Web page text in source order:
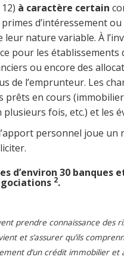
à caractère certain
d’intéressement
leur nature variable. À
pour les établissements
ou encore des
de l’emprunteur. Les
prêts en cours
fois, etc.) et les
personnel joue
d’environ 30
2.
prendre connaissance des
et s’assurer qu’ils
d’un crédit immobilier et